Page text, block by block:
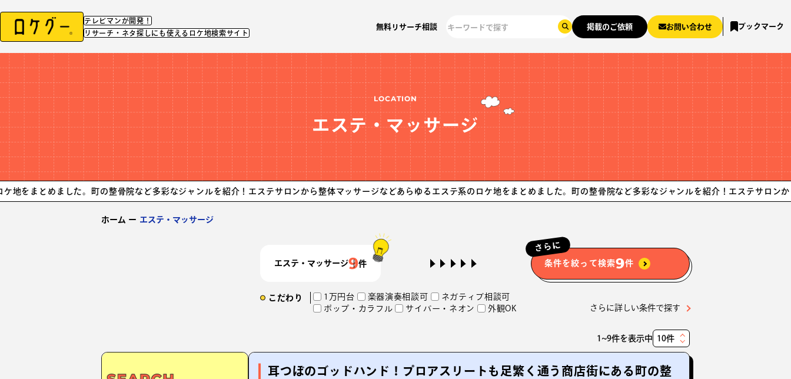
テレビマンが開発！
リサーチ・ネタ探しにも使えるロケ地検索サイト
無料リサーチ相談 掲載のご依頼 お問い合わせ ブックマーク
LOCATION
エステ・マッサージ
ました。町の整骨院など多彩なジャンルを紹介！ エステサロンから整体マッサージなどあらゆるエステ系のロケ地をまとめました。町の整骨院など多彩なジャンルを紹介！ エステサロンから整体マ
ホーム ー エステ・マッサージ
エステ・マッサージ9件
さらに
条件を絞って検索9件
こだわり 1万円台 楽器演奏相談可
ネガティブ相談可
ポップ・カラフル
サイバー・ネオン 外観OK さらに詳しい条件で探す
1~9件を表示中
表
件
耳つぼのゴッドハンド！プロアスリートも足繁く通う商店街にある町の整